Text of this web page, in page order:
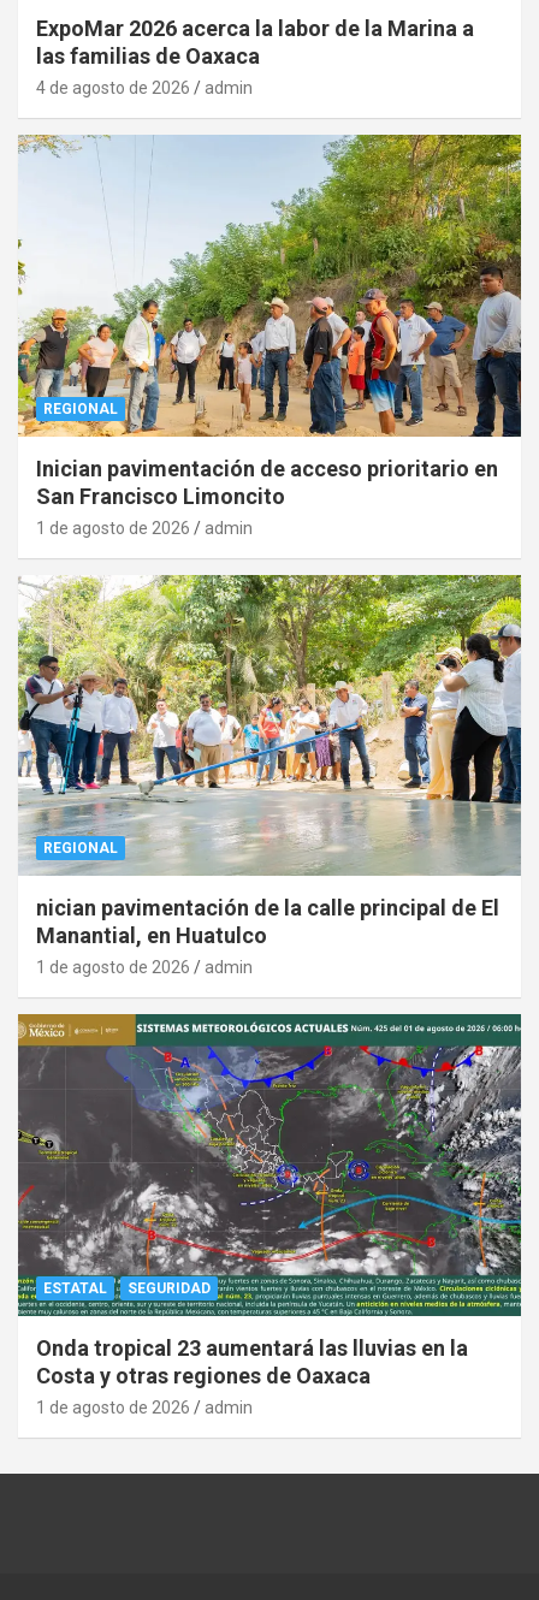
ExpoMar 2026 acerca la labor de la Marina a
las familias de Oaxaca
4 de agosto de 2026 admin
REGIONAL
Inician pavimentación de acceso prioritario en
San Francisco Limoncito
1 de agosto de 2026 admin
REGIONAL
nician pavimentación de la calle principal de El
Manantial, en Huatulco
1 de agosto de 2026 admin
ESTATAL SEGURIDAD
Onda tropical 23 aumentará las lluvias en la
Costa y otras regiones de Oaxaca
1 de agosto de 2026 admin